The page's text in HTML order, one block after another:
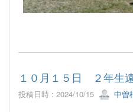
１０月１５日 ２年生
投稿日時 : 2024/10/15 中曽